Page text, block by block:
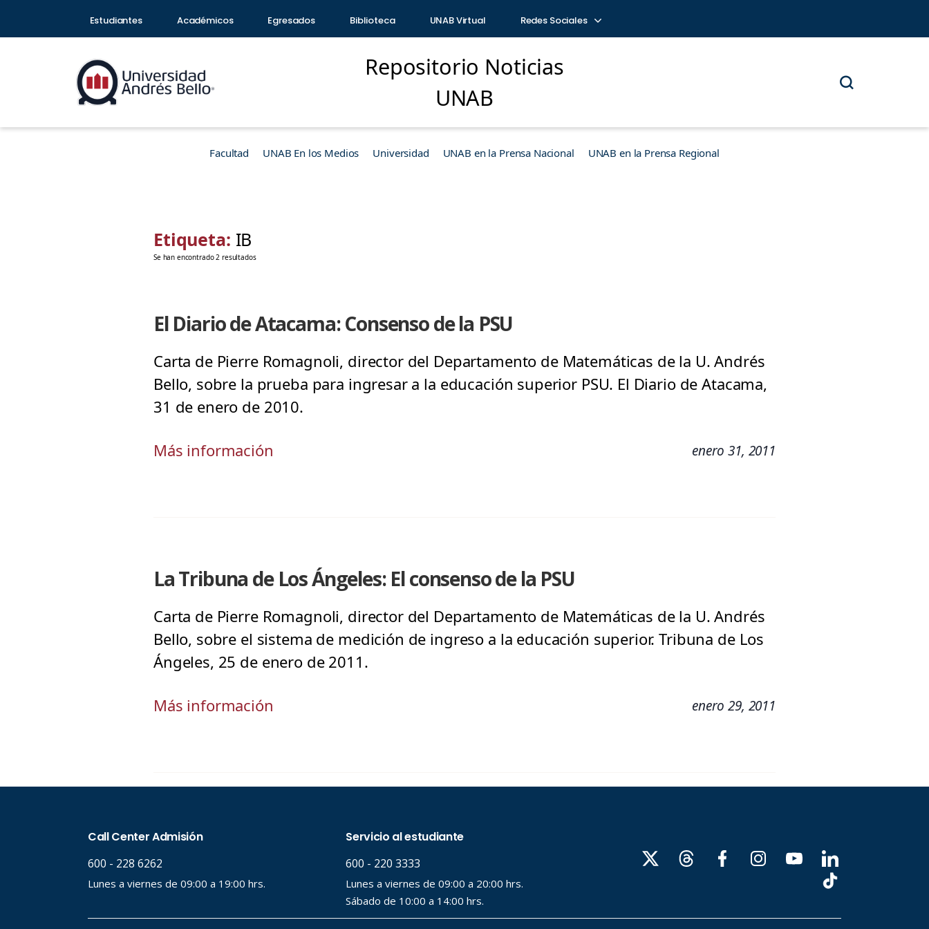
Estudiantes Académicos Egresados Biblioteca UNAB Virtual Redes Sociales
Repositorio Noticias
UNAB
Facultad UNAB En los Medios Universidad UNAB en la Prensa Nacional UNAB en la Prensa Regional
Etiqueta: IB
Se han encontrado 2 resultados
El Diario de Atacama: Consenso de la PSU
Carta de Pierre Romagnoli, director del Departamento de Matemáticas de la U. Andrés
Bello, sobre la prueba para ingresar a la educación superior PSU. El Diario de Atacama,
31 de enero de 2010.
Más información enero 31, 2011
La Tribuna de Los Ángeles: El consenso de la PSU
Carta de Pierre Romagnoli, director del Departamento de Matemáticas de la U. Andrés
Bello, sobre el sistema de medición de ingreso a la educación superior. Tribuna de Los
Ángeles, 25 de enero de 2011.
Más información enero 29, 2011